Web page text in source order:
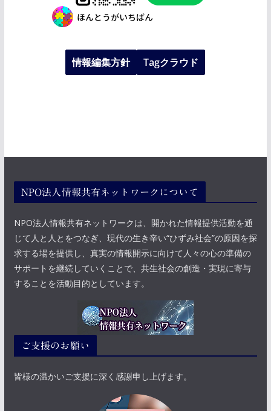
情報編集方針 Tagクラウド
NPO法人情報共有ネットワークについて
NPO法人情報共有ネットワークは、開かれた情報提供活動を通
じて人と人とをつなぎ、現代の生き辛い“ひずみ社会”の原因を探
求する場を提供し、真実の情報開示に向けて人々の心の準備の
サポートを継続していくことで、共生社会の創造・実現に寄与
することを活動目的としています。
ご支援のお願い
皆様の温かいご支援に深く感謝申し上げます。